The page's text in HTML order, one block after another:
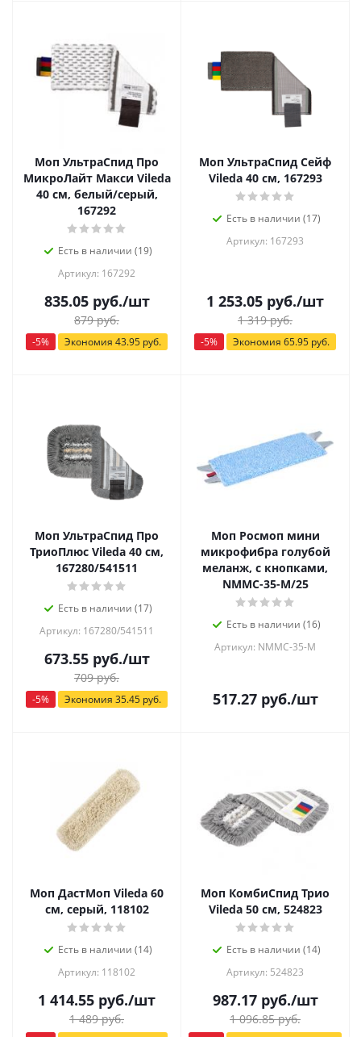
Моп УльтраСпид Про
МикроЛайт Макси Vileda
40 см, белый/серый,
167292
Есть в наличии (19)
Артикул: 167292
835.05руб./шт
879руб.
-5% Экономия 43.95 руб.
Моп УльтраСпид Сейф
Vileda 40 см, 167293
Есть в наличии (17)
Артикул: 167293
1 253.05 руб./шт
1 319руб.
-5% Экономия 65.95 руб.
Моп УльтраСпид Про
ТриоПлюс Vileda 40 см,
167280/541511
Есть в наличии (17)
Артикул: 167280/541511
673.55руб./шт
709руб.
-5% Экономия 35.45 руб.
Моп Росмоп мини
микрофибра голубой
меланж, с кнопками,
NMMС-35-M/25
Есть в наличии (16)
Артикул: NMMС-35-M
517.27руб./шт
Моп ДастМоп Vileda 60
см, серый, 118102
Есть в наличии (14)
Артикул: 118102
1 414.55 руб./шт
1 489руб.
Моп КомбиСпид Трио
Vileda 50 см, 524823
Есть в наличии (14)
Артикул: 524823
987.17руб./шт
1 096.85руб.